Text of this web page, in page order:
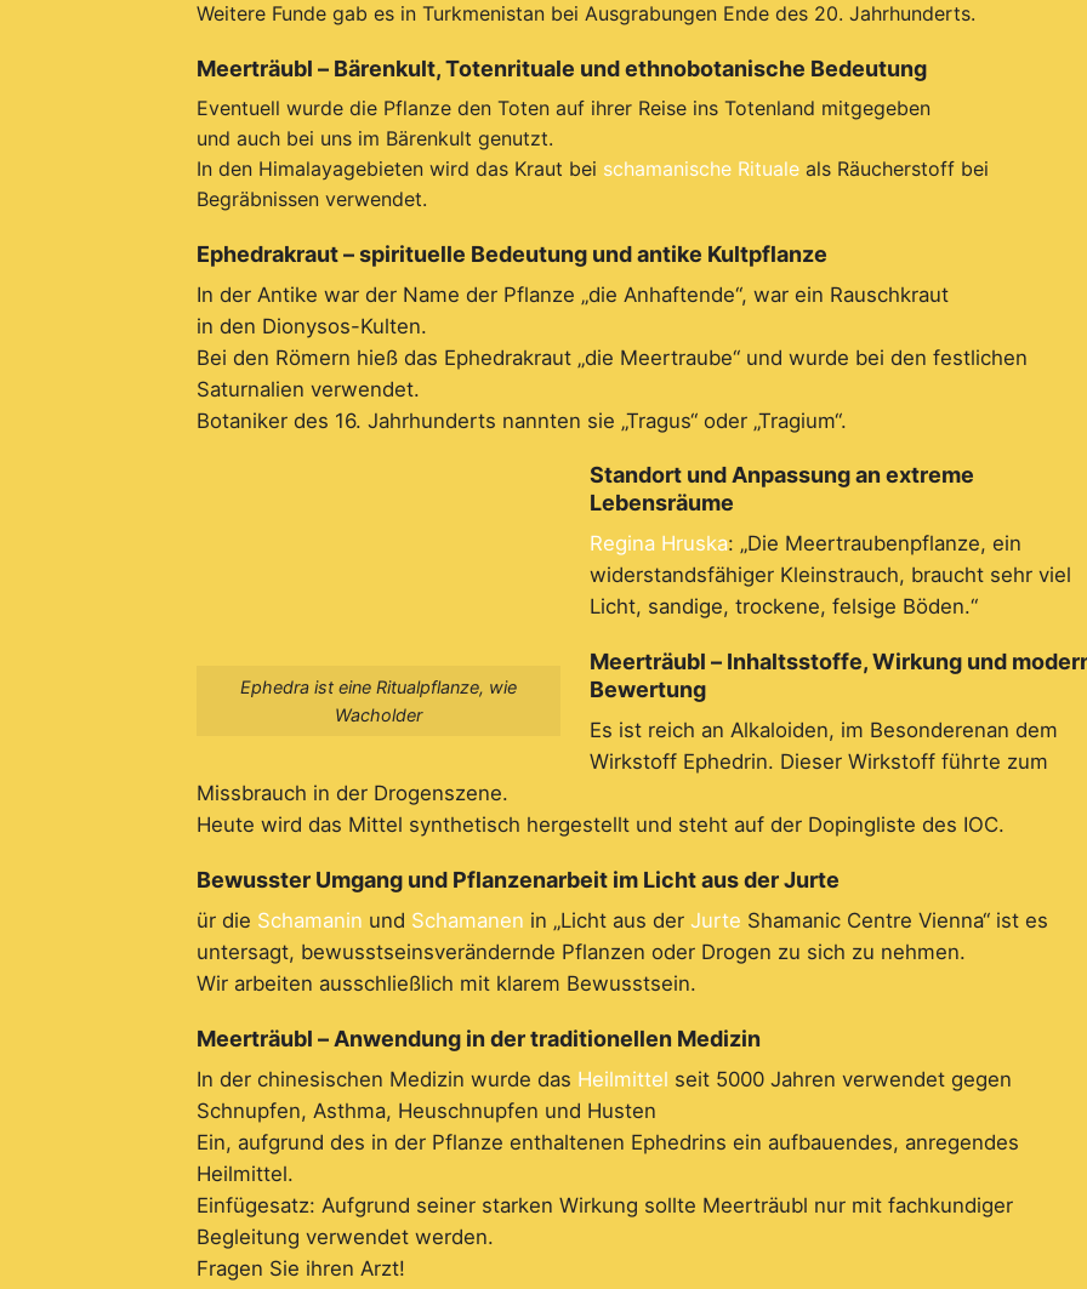
Weitere Funde gab es in Turkmenistan bei Ausgrabungen Ende des 20. Jahrhunderts.
Meerträubl – Bärenkult, Totenrituale und ethnobotanische Bedeutung
Eventuell wurde die Pflanze den Toten auf ihrer Reise ins Totenland mitgegeben
und auch bei uns im Bärenkult genutzt.
In den Himalayagebieten wird das Kraut bei schamanische Rituale als Räucherstoff bei
Begräbnissen verwendet.
Ephedrakraut – spirituelle Bedeutung und antike Kultpflanze
In der Antike war der Name der Pflanze „die Anhaftende“, war ein Rauschkraut
in den Dionysos-Kulten.
Bei den Römern hieß das Ephedrakraut „die Meertraube“ und wurde bei den festlichen
Saturnalien verwendet.
Botaniker des 16. Jahrhunderts nannten sie „Tragus“ oder „Tragium“.
Ephedra ist eine Ritualpflanze, wie
Wacholder
Standort und Anpassung an extreme
Lebensräume
Regina Hruska: „Die Meertraubenpflanze, ein
widerstandsfähiger Kleinstrauch, braucht sehr viel
Licht, sandige, trockene, felsige Böden.“
Meerträubl – Inhaltsstoffe, Wirkung und
Bewertung
Es ist reich an Alkaloiden, im Besonderenan dem
Wirkstoff Ephedrin. Dieser Wirkstoff führte zum
Missbrauch in der Drogenszene.
Heute wird das Mittel synthetisch hergestellt und steht auf der Dopingliste des IOC.
Bewusster Umgang und Pflanzenarbeit im Licht aus der Jurte
ür die Schamanin und Schamanen in „Licht aus der Jurte Shamanic Centre Vienna“ ist es
untersagt, bewusstseinsverändernde Pflanzen oder Drogen zu sich zu nehmen.
Wir arbeiten ausschließlich mit klarem Bewusstsein.
Meerträubl – Anwendung in der traditionellen Medizin
In der chinesischen Medizin wurde das Heilmittel seit 5000 Jahren verwendet gegen
Schnupfen, Asthma, Heuschnupfen und Husten
Ein, aufgrund des in der Pflanze enthaltenen Ephedrins ein aufbauendes, anregendes
Heilmittel.
Einfügesatz: Aufgrund seiner starken Wirkung sollte Meerträubl nur mit fachkundiger
Begleitung verwendet werden.
Fragen Sie ihren Arzt!